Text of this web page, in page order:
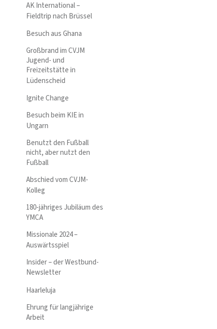
AK International –
Fieldtrip nach Brüssel
Besuch aus Ghana
Großbrand im CVJM
Jugend- und
Freizeitstätte in
Lüdenscheid
Ignite Change
Besuch beim KIE in
Ungarn
Benutzt den Fußball
nicht, aber nutzt den
Fußball
Abschied vom CVJM-
Kolleg
180-jähriges Jubiläum des
YMCA
Missionale 2024 –
Auswärtsspiel
Insider – der Westbund-
Newsletter
Haarleluja
Ehrung für langjährige
Arbeit